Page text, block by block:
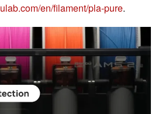
en/filament/pla-pure.